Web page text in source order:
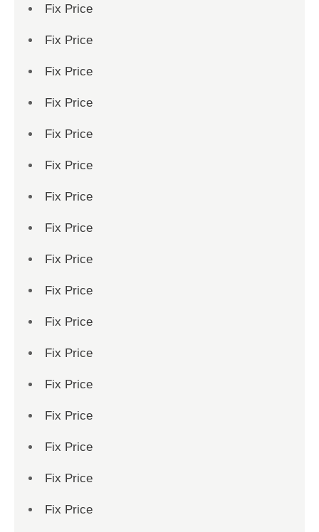
Fix Price
Fix Price
Fix Price
Fix Price
Fix Price
Fix Price
Fix Price
Fix Price
Fix Price
Fix Price
Fix Price
Fix Price
Fix Price
Fix Price
Fix Price
Fix Price
Fix Price